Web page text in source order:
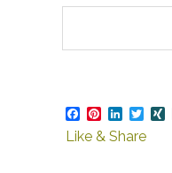
Facebook
Pinterest
Like & Share